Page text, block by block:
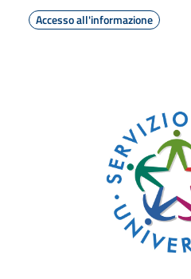
Accesso all'informazione